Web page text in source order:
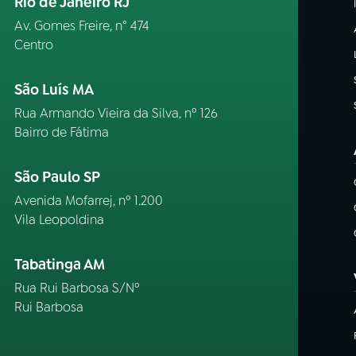
Av. Gomes Freire, n° 474
Centro
São Luís MA
Rua Armando Vieira da Silva, nº 126
Bairro de Fátima
São Paulo SP
Avenida Mofarrej, nº 1.200
Vila Leopoldina
Tabatinga AM
Rua Rui Barbosa S/Nº
Rui Barbosa